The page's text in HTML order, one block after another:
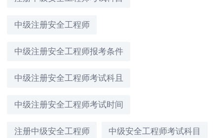
中级注册安全工程师
中级注册安全工程师报考条件
中级注册安全工程师考试科且
中级注册安全工程师考试时间
注册中级安全工程师 中级安全工程师考试科目